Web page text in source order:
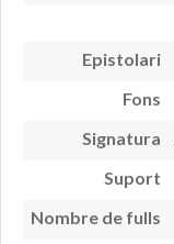
Epistolari
Fons
Signatura
Suport
Nombre de fulls